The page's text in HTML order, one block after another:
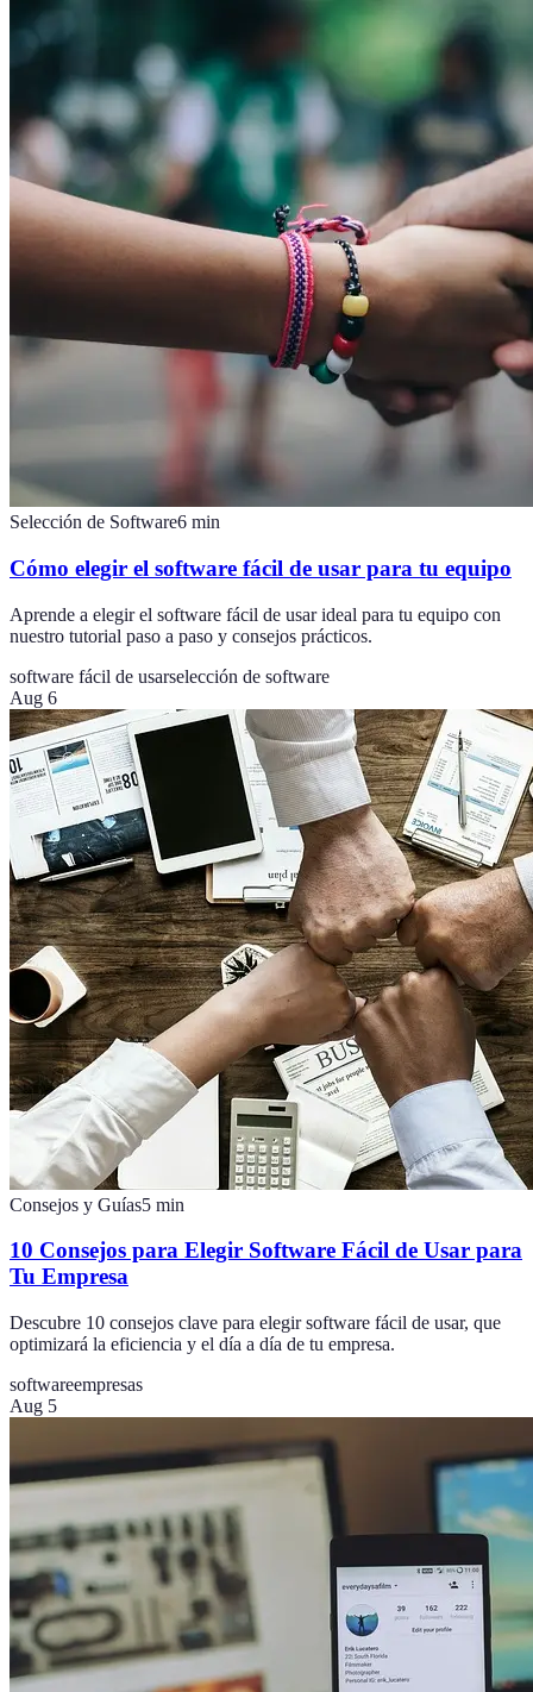
Selección de Software6 min
Cómo elegir el software fácil de usar para tu equipo
Aprende a elegir el software fácil de usar ideal para tu equipo con
nuestro tutorial paso a paso y consejos prácticos.
software fácil de usarselección de software
Aug 6
Consejos y Guías5 min
10 Consejos para Elegir Software Fácil de Usar para
Tu Empresa
Descubre 10 consejos clave para elegir software fácil de usar, que
optimizará la eficiencia y el día a día de tu empresa.
softwareempresas
Aug 5